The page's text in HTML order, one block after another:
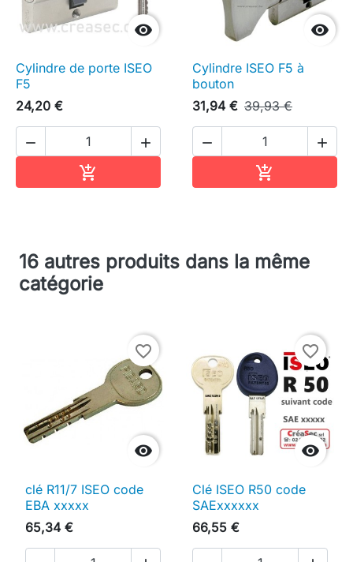

Cylindre de porte ISEO
F5
24,20 €
 


Cylindre ISEO F5 à
bouton
31,94 € 39,93 €
 

16 autres produits dans la même
catégorie

favorite_border
clé R11/7 ISEO code
EBA xxxxx
65,34 €

favorite_border
Clé ISEO R50 code
SAExxxxxx
66,55 €